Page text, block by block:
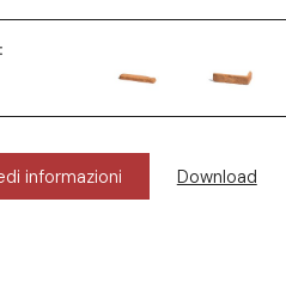
informazioni Download